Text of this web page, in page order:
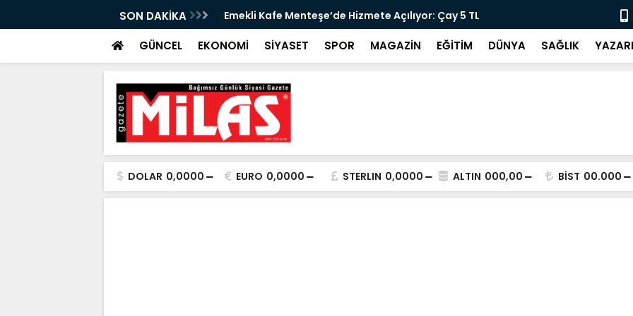
SON DAKİKA
Açılıyor: Çay 5 TL
Zeytin Çiçeği Uluslararası Kısa Film Yarışması İçin Başvurular
Başladı
GÜNCEL EKONOMİ SİYASET SPOR MAGAZİN EĞİTİM DÜNYA SAĞLIK
DOLAR 0,0000 EURO 0,0000 STERLIN 0,0000 ALTIN 000,00 BİST 00.000